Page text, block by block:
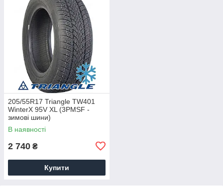
205/55R17 Triangle TW401
WinterX 95V XL (3PMSF -
зимові шини)
В наявності
2 740 ₴
Купити